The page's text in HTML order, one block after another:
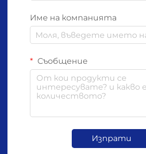
Име на компанията
Съобщение
Изпрати